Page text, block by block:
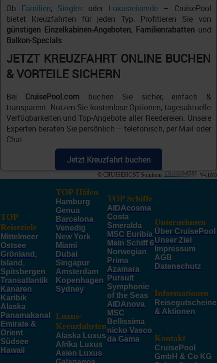
Ob Familien, Singlesoder Luxusreisende – CruisePool
bietet Kreuzfahrten für jeden Typ. Profitieren Sie von
günstigen Einzelkabinen-Angeboten, Familienrabattenund
Balkon-Specials.
JETZT KREUZFAHRT ONLINE BUCHEN
& VORTEILE SICHERN
Bei CruisePool.com buchen Sie sicher, einfach &
transparent. Nutzen Sie kostenlose Optionen, tagesaktuelle
Verfügbarkeiten und Top-Angebote aller Reedereien. Unsere
Experten beraten Sie persönlich – telefonisch, per Mail oder
Chat.
Jetzt Kreuzfahrt buchen
© CRUISEHOST Solutions V4.1663
TOP
Reiseziele
Mittelmeer
Ostsee
Grönland,
Island,
Spitsbergen
Transatlantik
Kanaren
Karibik
Alaska
Panamakanal
Emirate &
Orient
Südsee
Hawaii
TOP Häfen
Hamburg
Genua
Barcelona
Venedig
New York
Miami
Dubai
Singapur
Amsterdam
Kopenhagen
Sydney
Luxus-
Kreuzfahrten
Alaska Luxus
Afrika Luxus
Asien Luxus
TOP Schiffe
AIDAcosma
Costa
Smeralda
MSC Euribia
Mein Schiff 6
Norwegian
Prima
Azamara
Pursuit
Symphonie
of the Seas
AIDAnova
MSC
Bellissima
nicko Vasco
da Gama
Unternehmen
Über CruisePool
Unser Ziel
Impressum
AGB
Datenschutz
Informationen
Reisegutscheine
& Aktionen
Kontakt
CruisePool
GmbH & Co KG